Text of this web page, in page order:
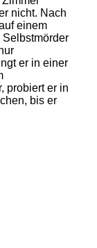
nicht. Nach
einem
er in einer
probiert er in
bis er